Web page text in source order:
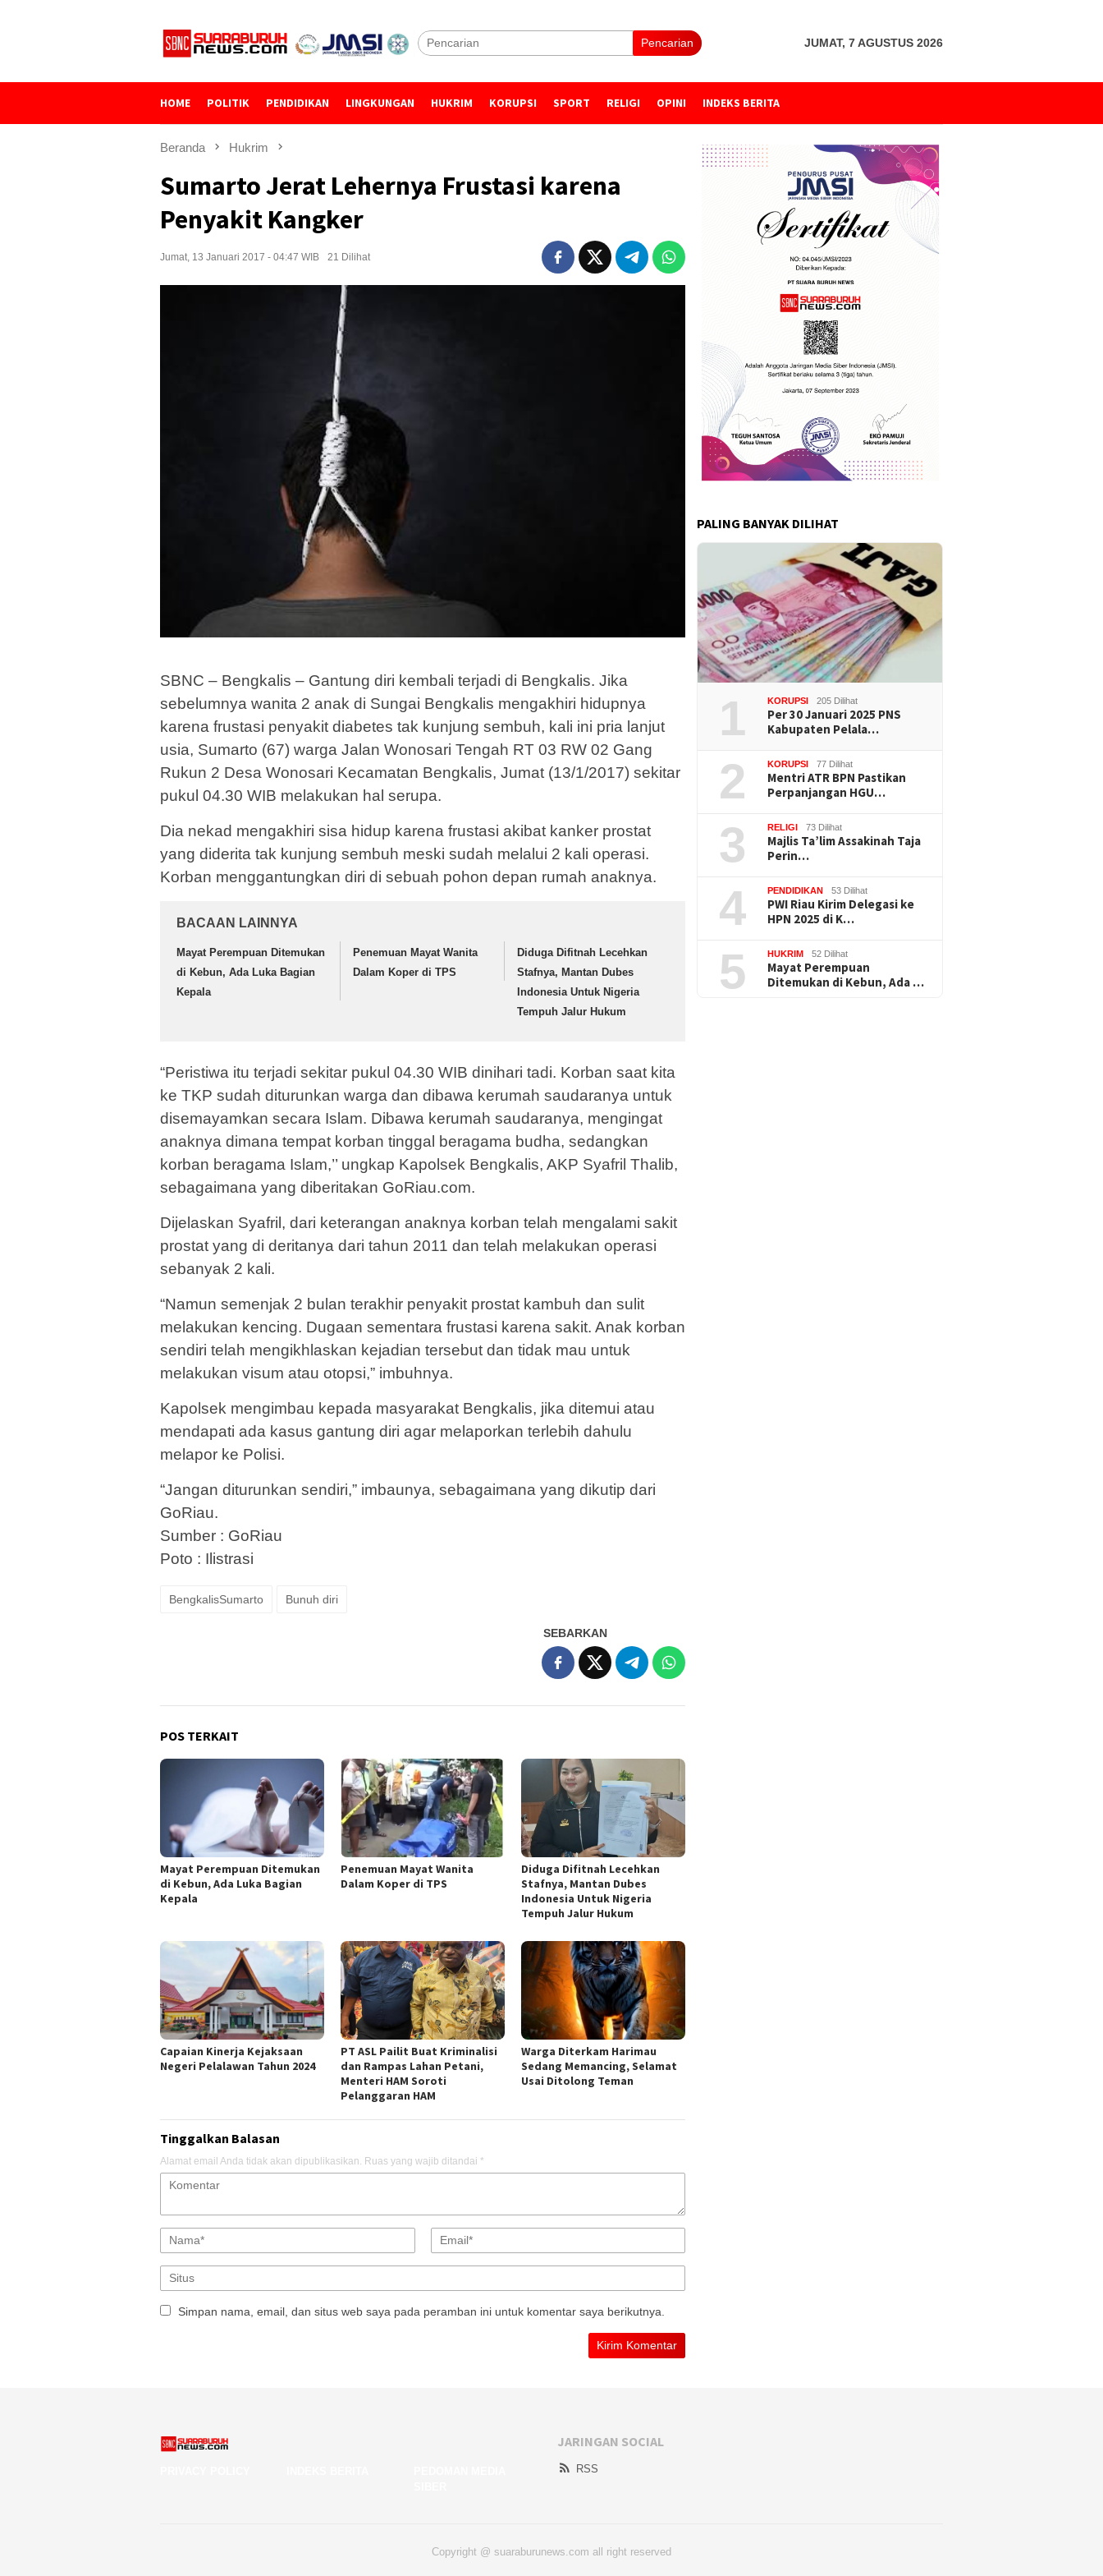
Pencarian JUMAT, 7 AGUSTUS 2026
HOME POLITIK PENDIDIKAN LINGKUNGAN HUKRIM KORUPSI SPORT RELIGI OPINI INDEKS BERITA
Beranda Hukrim
Sumarto Jerat Lehernya Frustasi karena
Penyakit Kangker
Jumat, 13 Januari 2017 - 04:47 WIB 21 Dilihat
SBNC – Bengkalis – Gantung diri kembali terjadi di Bengkalis. Jika
sebelumnya wanita 2 anak di Sungai Bengkalis mengakhiri hidupnya
karena frustasi penyakit diabetes tak kunjung sembuh, kali ini pria lanjut
usia, Sumarto (67) warga Jalan Wonosari Tengah RT 03 RW 02 Gang
Rukun 2 Desa Wonosari Kecamatan Bengkalis, Jumat (13/1/2017) sekitar
pukul 04.30 WIB melakukan hal serupa.
Dia nekad mengakhiri sisa hidup karena frustasi akibat kanker prostat
yang diderita tak kunjung sembuh meski sudah melalui 2 kali operasi.
Korban menggantungkan diri di sebuah pohon depan rumah anaknya.
BACAAN LAINNYA
Mayat Perempuan Ditemukan
di Kebun, Ada Luka Bagian
Kepala
Penemuan Mayat Wanita
Dalam Koper di TPS
Diduga Difitnah Lecehkan
Stafnya, Mantan Dubes
Indonesia Untuk Nigeria
Tempuh Jalur Hukum
“Peristiwa itu terjadi sekitar pukul 04.30 WIB dinihari tadi. Korban saat kita
ke TKP sudah diturunkan warga dan dibawa kerumah saudaranya untuk
disemayamkan secara Islam. Dibawa kerumah saudaranya, mengingat
anaknya dimana tempat korban tinggal beragama budha, sedangkan
korban beragama Islam,’’ ungkap Kapolsek Bengkalis, AKP Syafril Thalib,
sebagaimana yang diberitakan GoRiau.com.
Dijelaskan Syafril, dari keterangan anaknya korban telah mengalami sakit
prostat yang di deritanya dari tahun 2011 dan telah melakukan operasi
sebanyak 2 kali.
“Namun semenjak 2 bulan terakhir penyakit prostat kambuh dan sulit
melakukan kencing. Dugaan sementara frustasi karena sakit. Anak korban
sendiri telah mengikhlaskan kejadian tersebut dan tidak mau untuk
melakukan visum atau otopsi,” imbuhnya.
Kapolsek mengimbau kepada masyarakat Bengkalis, jika ditemui atau
mendapati ada kasus gantung diri agar melaporkan terlebih dahulu
melapor ke Polisi.
“Jangan diturunkan sendiri,” imbaunya, sebagaimana yang dikutip dari
GoRiau.
Sumber : GoRiau
Poto : Ilistrasi
BengkalisSumarto Bunuh diri
SEBARKAN
POS TERKAIT
Mayat Perempuan Ditemukan
di Kebun, Ada Luka Bagian
Kepala
Penemuan Mayat Wanita
Dalam Koper di TPS
Diduga Difitnah Lecehkan
Stafnya, Mantan Dubes
Indonesia Untuk Nigeria
Tempuh Jalur Hukum
Capaian Kinerja Kejaksaan
Negeri Pelalawan Tahun 2024
PT ASL Pailit Buat Kriminalisi
dan Rampas Lahan Petani,
Menteri HAM Soroti
Pelanggaran HAM
Warga Diterkam Harimau
Sedang Memancing, Selamat
Usai Ditolong Teman
Tinggalkan Balasan
Alamat email Anda tidak akan dipublikasikan. Ruas yang wajib ditandai *
Simpan nama, email, dan situs web saya pada peramban ini untuk komentar saya berikutnya.
PALING BANYAK DILIHAT
1 KORUPSI 205 Dilihat
Per 30 Januari 2025 PNS
Kabupaten Pelala…
2 KORUPSI 77 Dilihat
Mentri ATR BPN Pastikan
Perpanjangan HGU…
3 RELIGI 73 Dilihat
Majlis Ta’lim Assakinah Taja
Perin…
4 PENDIDIKAN 53 Dilihat
PWI Riau Kirim Delegasi ke
HPN 2025 di K…
5 HUKRIM 52 Dilihat
Mayat Perempuan
Ditemukan di Kebun, Ada …
JARINGAN SOCIAL
RSS
Copyright @ suaraburunews.com all right reserved